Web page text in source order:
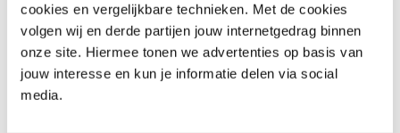
cookies en vergelijkbare technieken. Met de cookies
volgen wij en derde partijen jouw internetgedrag binnen
onze site. Hiermee tonen we advertenties op basis van
jouw interesse en kun je informatie delen via social
media.
CFMOTO 675 NK
€ 7.999,-
Uit2026
CFMOTO
700MT ADVENTURE GT EDITION
€ 8.499,-